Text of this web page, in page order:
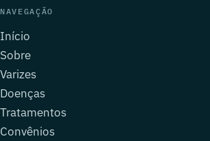
NAVEGAÇÃO
Início
Sobre
Varizes
Doenças
Tratamentos
Convênios